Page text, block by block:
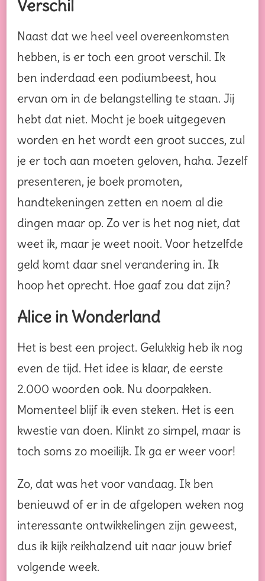
Verschil
Naast dat we heel veel overeenkomsten
hebben, is er toch een groot verschil. Ik
ben inderdaad een podiumbeest, hou
ervan om in de belangstelling te staan. Jij
hebt dat niet. Mocht je boek uitgegeven
worden en het wordt een groot succes, zul
je er toch aan moeten geloven, haha. Jezelf
presenteren, je boek promoten,
handtekeningen zetten en noem al die
dingen maar op. Zo ver is het nog niet, dat
weet ik, maar je weet nooit. Voor hetzelfde
geld komt daar snel verandering in. Ik
hoop het oprecht. Hoe gaaf zou dat zijn?
Alice in Wonderland
Het is best een project. Gelukkig heb ik nog
even de tijd. Het idee is klaar, de eerste
2.000 woorden ook. Nu doorpakken.
Momenteel blijf ik even steken. Het is een
kwestie van doen. Klinkt zo simpel, maar is
toch soms zo moeilijk. Ik ga er weer voor!
Zo, dat was het voor vandaag. Ik ben
benieuwd of er in de afgelopen weken nog
interessante ontwikkelingen zijn geweest,
dus ik kijk reikhalzend uit naar jouw brief
volgende week.